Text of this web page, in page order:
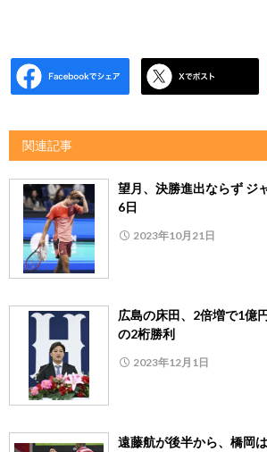
関連記事
望月、決勝進出ならず ジ
6日
2023年10月21日
広島の床田、2倍増で1億
の2桁勝利
2023年12月1日
遠藤航が後半から、橋岡